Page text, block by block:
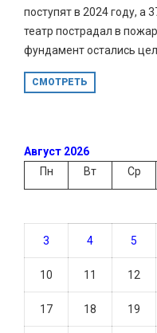
поступят в 2024 году, а
театр пострадал в
фундамент остались
СМОТРЕТЬ
Август 2026
Пн
Вт Ср
3 4 5
10 11 12
17 18 19